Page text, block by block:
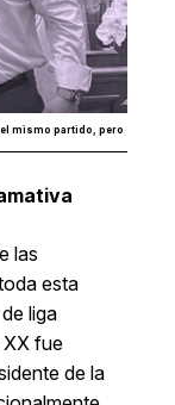
mismo partido, pero
las
esta
liga
XX fue
de la